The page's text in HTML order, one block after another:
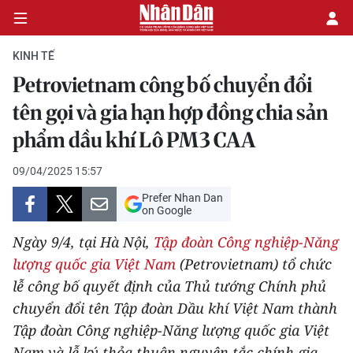
CHÍNH TRỊ
KINH TẾ
VĂN HÓA
XÃ HỘI
PHÁP LUẬT
DU LỊCH
THẾ GIỚI
KINH TẾ
Petrovietnam công bố chuyển đổi
tên gọi và gia hạn hợp đồng chia sản
phẩm dầu khí Lô PM3 CAA
09/04/2025 15:57
Prefer Nhan Dan
on Google
Ngày 9/4, tại Hà Nội, Tập đoàn Công nghiệp-Năng
lượng quốc gia Việt Nam (Petrovietnam) tổ chức
lễ công bố quyết định của Thủ tướng Chính phủ
chuyển đổi tên Tập đoàn Dầu khí Việt Nam thành
Tập đoàn Công nghiệp-Năng lượng quốc gia Việt